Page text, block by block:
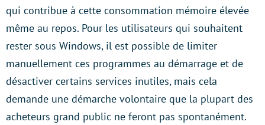
qui contribue à cette consommation mémoire élevée
même au repos. Pour les utilisateurs qui souhaitent
rester sous Windows, il est possible de limiter
manuellement ces programmes au démarrage et de
désactiver certains services inutiles, mais cela
demande une démarche volontaire que la plupart des
acheteurs grand public ne feront pas spontanément.